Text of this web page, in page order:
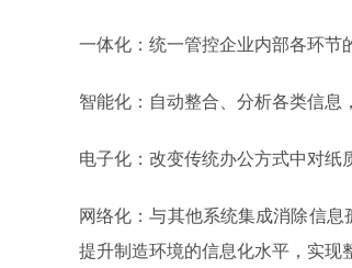
一体化：统一管控企业内部各环节
智能化：自动整合、分析各类信
电子化：改变传统办公方式中对
网络化：与其他系统集成消除信
提升制造环境的信息化水平，实现